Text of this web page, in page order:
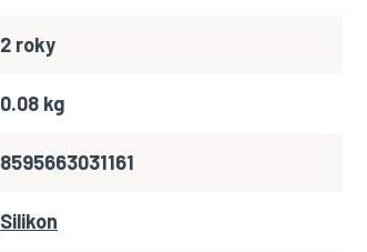
2 roky
0.08 kg
8595663031161
Silikon